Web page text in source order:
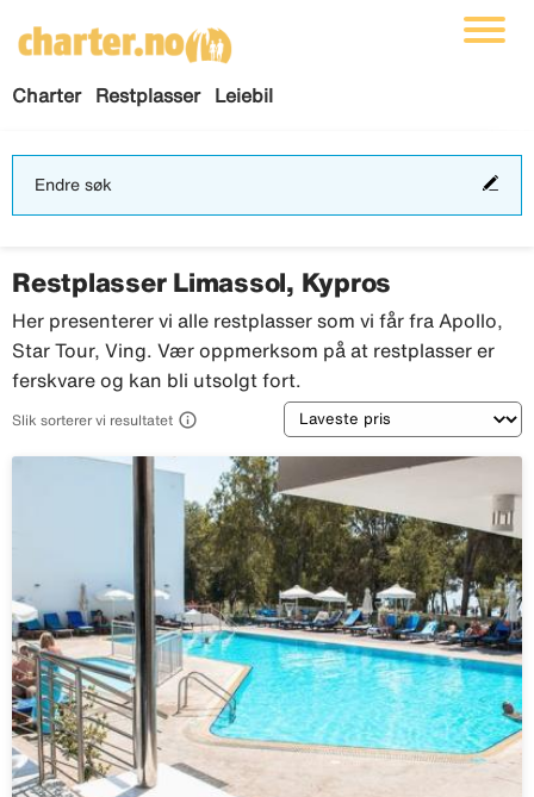
Charter Restplasser Leiebil
Endre søk
Restplasser Limassol, Kypros
Her presenterer vi alle restplasser som vi får fra Apollo,
Star Tour, Ving. Vær oppmerksom på at restplasser er
ferskvare og kan bli utsolgt fort.
Slik sorterer vi resultatet  Sortering